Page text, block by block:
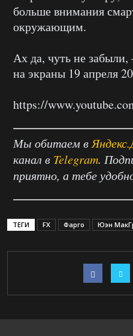
больше внимания
окружающим.
Ах да, чуть не
на экраны 19 апреля
https://
Мы обитаем в
канал в Telegram.
приятно, а тебе
ТЕГИ FX Фарго Юэн